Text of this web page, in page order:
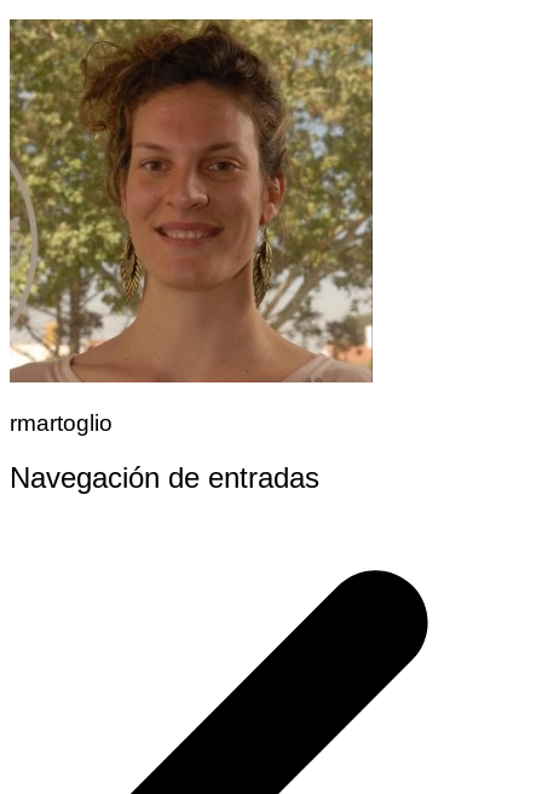
rmartoglio
Navegación de entradas